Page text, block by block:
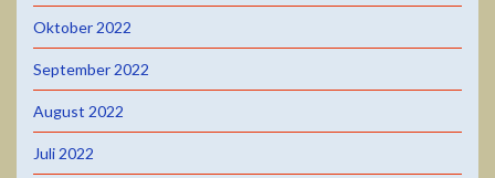
Oktober 2022
September 2022
August 2022
Juli 2022